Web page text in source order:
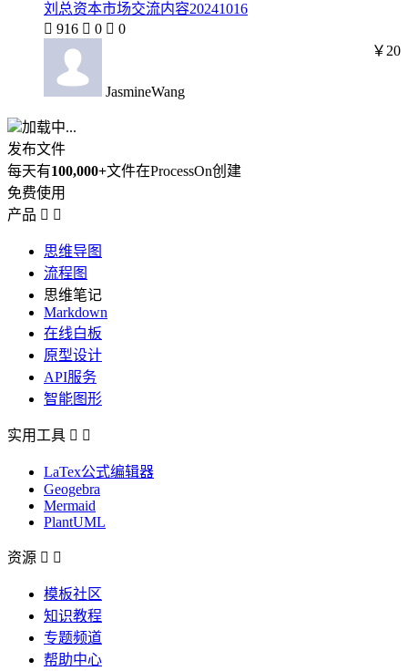
刘总资本市场交流内容20241016
 916  0  0
JasmineWang
￥20
加载中...
发布文件
每天有100,000+文件在ProcessOn创建
免费使用
产品  
思维导图
流程图
思维笔记
Markdown
在线白板
原型设计
API服务
智能图形
实用工具  
LaTex公式编辑器
Geogebra
Mermaid
PlantUML
资源  
模板社区
知识教程
专题频道
帮助中心